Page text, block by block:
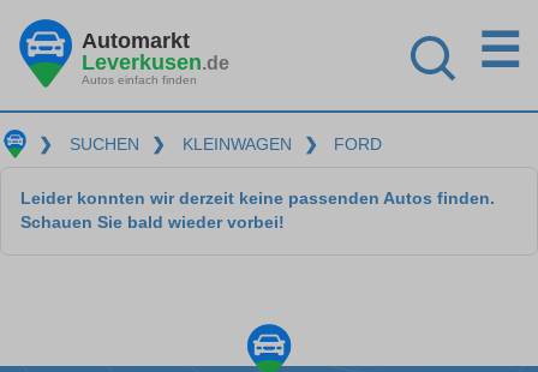
Automarkt
Leverkusen.de
Autos einfach finden
☰
❯ SUCHEN ❯ KLEINWAGEN ❯ FORD
Leider konnten wir derzeit keine passenden Autos finden.
Schauen Sie bald wieder vorbei!